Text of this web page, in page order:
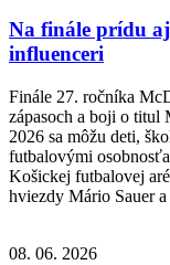
Na finále prídu
influenceri
Finále 27. ročníka
zápasoch a boji o titul
2026 sa môžu deti,
futbalovými
Košickej futbalovej
hviezdy Mário Sauer
08. 06. 2026